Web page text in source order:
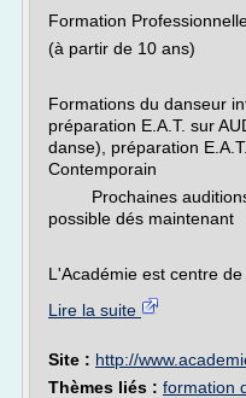
Formation
(à partir de 10 ans)
Formations du danseur
préparation E.A.T. sur
danse), préparation
Contemporain
Prochaines auditions
possible dés maintenant
L'Académie est centre de
Lire la suite
Site : http://
Thèmes liés : formation